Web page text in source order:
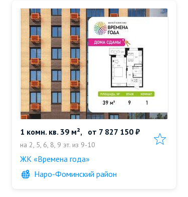
1 комн. кв. 39 м², от 7 827 150 ₽
на 2, 5, 6, 8, 9 эт. из 9-10
ЖК «Времена года»
Наро-Фоминский район